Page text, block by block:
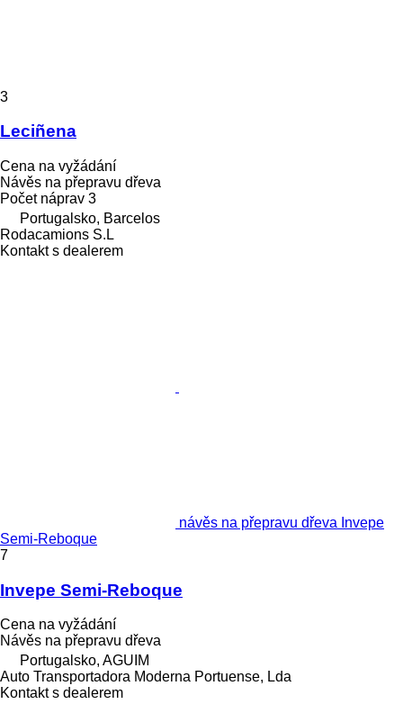
3
Leciñena
Cena na vyžádání
Návěs na přepravu dřeva
Počet náprav 3
Portugalsko, Barcelos
Rodacamions S.L
Kontakt s dealerem
návěs na přepravu dřeva Invepe
Semi-Reboque
7
Invepe Semi-Reboque
Cena na vyžádání
Návěs na přepravu dřeva
Portugalsko, AGUIM
Auto Transportadora Moderna Portuense, Lda
Kontakt s dealerem